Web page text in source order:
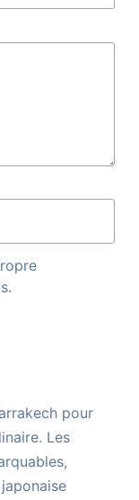
pour
Les